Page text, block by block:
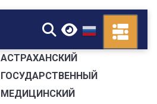
▼
АСТРАХАНСКИЙ
ГОСУДАРСТВЕННЫЙ
МЕДИЦИНСКИЙ